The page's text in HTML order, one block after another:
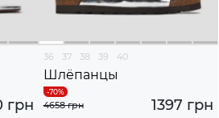
грн
36 37 38 39 40
Шлёпанцы
1397 грн
4658 грн